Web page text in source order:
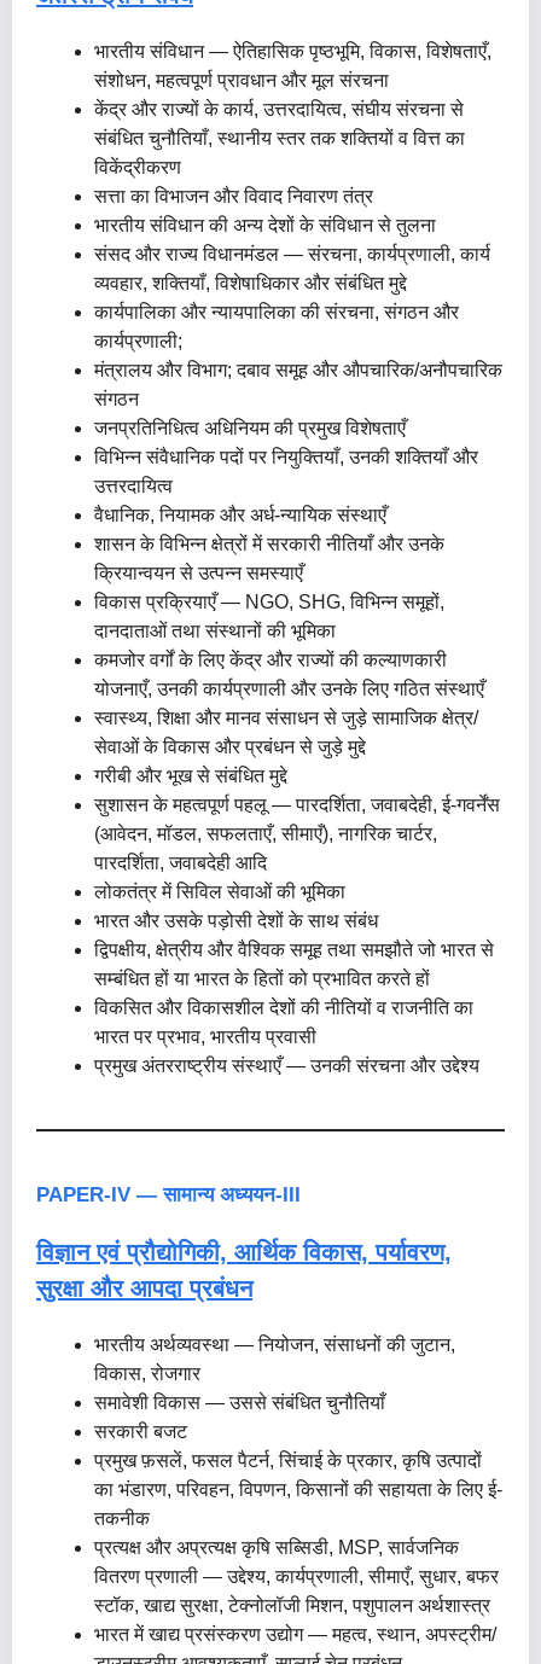
भारतीय संविधान — ऐतिहासिक पृष्ठभूमि, विकास, विशेषताएँ,
संशोधन, महत्वपूर्ण प्रावधान और मूल संरचना
केंद्र और राज्यों के कार्य, उत्तरदायित्व, संघीय संरचना से
संबंधित चुनौतियाँ, स्थानीय स्तर तक शक्तियों व वित्त का
विकेंद्रीकरण
सत्ता का विभाजन और विवाद निवारण तंत्र
भारतीय संविधान की अन्य देशों के संविधान से तुलना
संसद और राज्य विधानमंडल — संरचना, कार्यप्रणाली, कार्य
व्यवहार, शक्तियाँ, विशेषाधिकार और संबंधित मुद्दे
कार्यपालिका और न्यायपालिका की संरचना, संगठन और
कार्यप्रणाली;
मंत्रालय और विभाग; दबाव समूह और औपचारिक/अनौपचारिक
संगठन
जनप्रतिनिधित्व अधिनियम की प्रमुख विशेषताएँ
विभिन्न संवैधानिक पदों पर नियुक्तियाँ, उनकी शक्तियाँ और
उत्तरदायित्व
वैधानिक, नियामक और अर्ध-न्यायिक संस्थाएँ
शासन के विभिन्न क्षेत्रों में सरकारी नीतियाँ और उनके
क्रियान्वयन से उत्पन्न समस्याएँ
विकास प्रक्रियाएँ — NGO, SHG, विभिन्न समूहों,
दानदाताओं तथा संस्थानों की भूमिका
कमजोर वर्गों के लिए केंद्र और राज्यों की कल्याणकारी
योजनाएँ, उनकी कार्यप्रणाली और उनके लिए गठित संस्थाएँ
स्वास्थ्य, शिक्षा और मानव संसाधन से जुड़े सामाजिक क्षेत्र/
सेवाओं के विकास और प्रबंधन से जुड़े मुद्दे
गरीबी और भूख से संबंधित मुद्दे
सुशासन के महत्वपूर्ण पहलू — पारदर्शिता, जवाबदेही, ई-गवर्नेंस
(आवेदन, मॉडल, सफलताएँ, सीमाएँ), नागरिक चार्टर,
पारदर्शिता, जवाबदेही आदि
लोकतंत्र में सिविल सेवाओं की भूमिका
भारत और उसके पड़ोसी देशों के साथ संबंध
द्विपक्षीय, क्षेत्रीय और वैश्विक समूह तथा समझौते जो भारत से
सम्बंधित हों या भारत के हितों को प्रभावित करते हों
विकसित और विकासशील देशों की नीतियों व राजनीति का
भारत पर प्रभाव, भारतीय प्रवासी
प्रमुख अंतरराष्ट्रीय संस्थाएँ — उनकी संरचना और उद्देश्य
PAPER-IV — सामान्य अध्ययन-III
विज्ञान एवं प्रौद्योगिकी, आर्थिक विकास, पर्यावरण,
सुरक्षा और आपदा प्रबंधन
भारतीय अर्थव्यवस्था — नियोजन, संसाधनों की जुटान,
विकास, रोजगार
समावेशी विकास — उससे संबंधित चुनौतियाँ
सरकारी बजट
प्रमुख फ़सलें, फसल पैटर्न, सिंचाई के प्रकार, कृषि उत्पादों
का भंडारण, परिवहन, विपणन, किसानों की सहायता के लिए ई-
तकनीक
प्रत्यक्ष और अप्रत्यक्ष कृषि सब्सिडी, MSP, सार्वजनिक
वितरण प्रणाली — उद्देश्य, कार्यप्रणाली, सीमाएँ, सुधार, बफर
स्टॉक, खाद्य सुरक्षा, टेक्नोलॉजी मिशन, पशुपालन अर्थशास्त्र
भारत में खाद्य प्रसंस्करण उद्योग — महत्व, स्थान, अपस्ट्रीम/